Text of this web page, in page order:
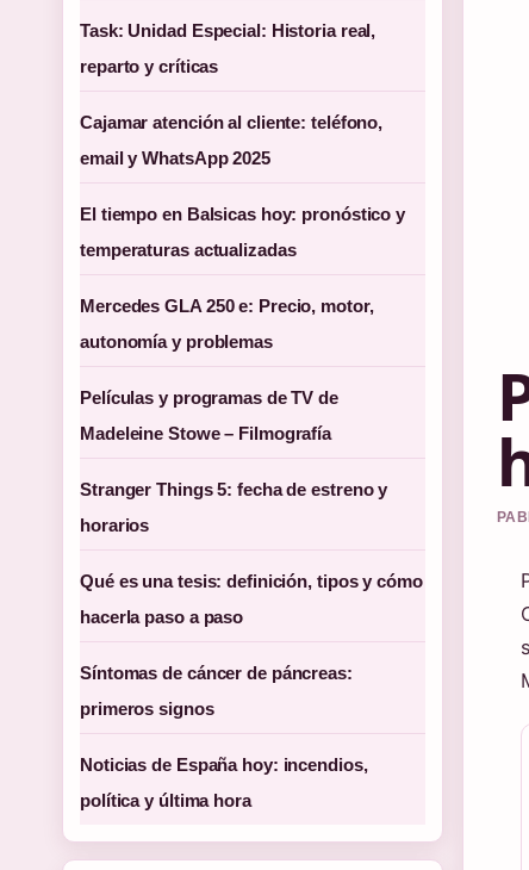
Task: Unidad Especial: Historia real,
reparto y críticas
Cajamar atención al cliente: teléfono,
email y WhatsApp 2025
El tiempo en Balsicas hoy: pronóstico y
temperaturas actualizadas
Mercedes GLA 250 e: Precio, motor,
autonomía y problemas
Películas y programas de TV de
Madeleine Stowe – Filmografía
Stranger Things 5: fecha de estreno y
horarios
Qué es una tesis: definición, tipos y cómo
hacerla paso a paso
Síntomas de cáncer de páncreas:
primeros signos
Noticias de España hoy: incendios,
política y última hora